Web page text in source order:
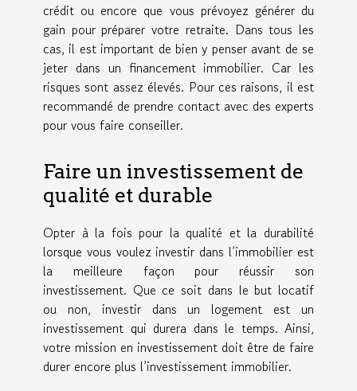
crédit ou encore que vous prévoyez générer du
gain pour préparer votre retraite. Dans tous les
cas, il est important de bien y penser avant de se
jeter dans un financement immobilier. Car les
risques sont assez élevés. Pour ces raisons, il est
recommandé de prendre contact avec des experts
pour vous faire conseiller.
Faire un investissement de
qualité et durable
Opter à la fois pour la qualité et la durabilité
lorsque vous voulez investir dans l’immobilier est
la meilleure façon pour réussir son
investissement. Que ce soit dans le but locatif
ou non, investir dans un logement est un
investissement qui durera dans le temps. Ainsi,
votre mission en investissement doit être de faire
durer encore plus l’investissement immobilier.